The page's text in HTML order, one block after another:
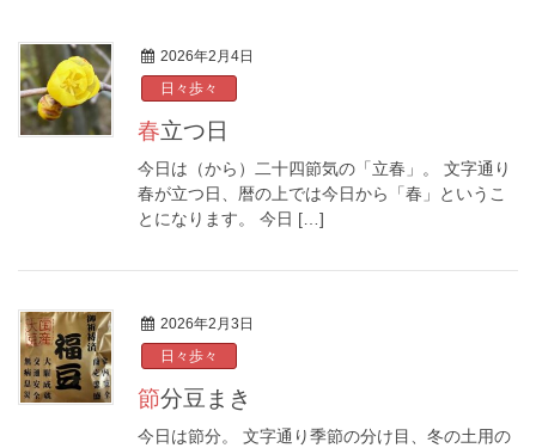
2026年2月4日
日々歩々
春立つ日
今日は（から）二十四節気の「立春」。 文字通り
春が立つ日、暦の上では今日から「春」というこ
とになります。 今日 […]
2026年2月3日
日々歩々
節分豆まき
今日は節分。 文字通り季節の分け目、冬の土用の